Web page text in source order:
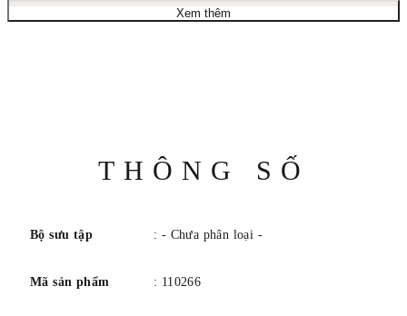
Dauphine dạng khung xương và các vạch chỉ giờ đặc trưng
Chất liệu vỏ Thép không gỉ. Mặt kính Sapphire. Chiều rộng
càng 16mm. Khả năng chống nước 5 bar (50m)/73 psi
Xem thêm
THÔNG SỐ
Bộ sưu tập : - Chưa phân loại -
Mã sản phẩm : 110266